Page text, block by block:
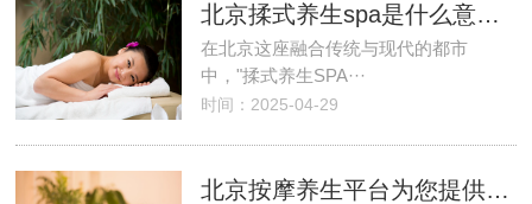
北京揉式养生spa是什么意思，揉式养生spa的作用是什么？
在北京这座融合传统与现代的都市
中，"揉式养生SPA···
时间：2025-04-29
北京按摩养生平台为您提供专业、正规、安全、便捷的24小时服务